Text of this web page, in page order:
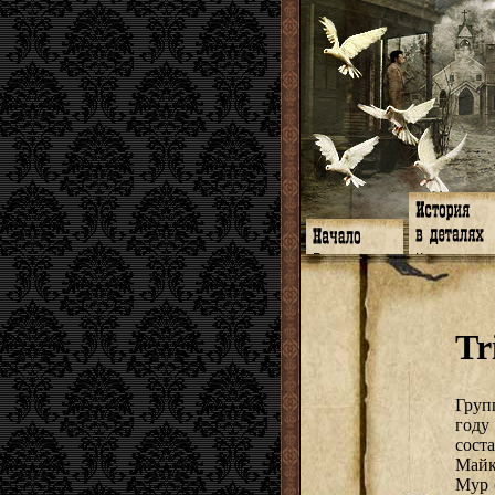
Главная
Программа
Форум
Facebook
Гостевая
Книги
Галереи
Музыка
Видео
Субтитры
Заметки
Мысли
Мур